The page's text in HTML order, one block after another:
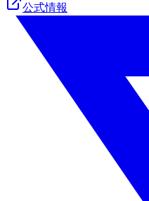
公式情報